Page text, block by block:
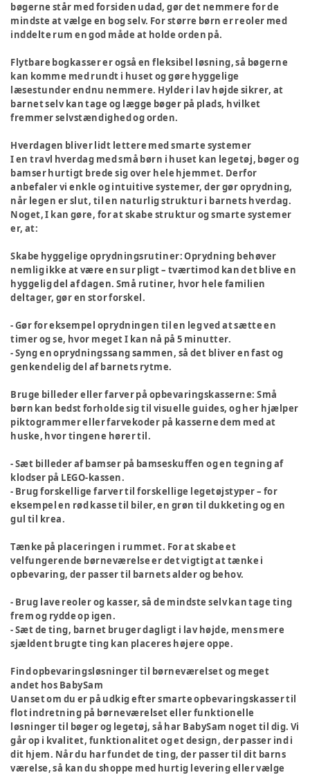
bøgerne står med forsiden udad, gør det nemmere for de
mindste at vælge en bog selv. For større børn er reoler med
inddelte rum en god måde at holde orden på.
Flytbare bogkasser er også en fleksibel løsning, så bøgerne
kan komme med rundt i huset og gøre hyggelige
læsestunder endnu nemmere. Hylder i lav højde sikrer, at
barnet selv kan tage og lægge bøger på plads, hvilket
fremmer selvstændighed og orden.
Hverdagen bliver lidt lettere med smarte systemer
I en travl hverdag med små børn i huset kan legetøj, bøger og
bamser hurtigt brede sig over hele hjemmet. Derfor
anbefaler vi enkle og intuitive systemer, der gør oprydning,
når legen er slut, til en naturlig struktur i barnets hverdag.
Noget, I kan gøre, for at skabe struktur og smarte systemer
er, at:
Skabe hyggelige oprydningsrutiner: Oprydning behøver
nemlig ikke at være en sur pligt – tværtimod kan det blive en
hyggelig del af dagen. Små rutiner, hvor hele familien
deltager, gør en stor forskel.
- Gør for eksempel oprydningen til en leg ved at sætte en
timer og se, hvor meget I kan nå på 5 minutter.
- Syng en oprydningssang sammen, så det bliver en fast og
genkendelig del af barnets rytme.
Bruge billeder eller farver på opbevaringskasserne: Små
børn kan bedst forholde sig til visuelle guides, og her hjælper
piktogrammer eller farvekoder på kasserne dem med at
huske, hvor tingene hører til.
- Sæt billeder af bamser på bamseskuffen og en tegning af
klodser på LEGO-kassen.
- Brug forskellige farver til forskellige legetøjstyper – for
eksempel en rød kasse til biler, en grøn til dukketing og en
gul til krea.
Tænke på placeringen i rummet. For at skabe et
velfungerende børneværelse er det vigtigt at tænke i
opbevaring, der passer til barnets alder og behov.
- Brug lave reoler og kasser, så de mindste selv kan tage ting
frem og rydde op igen.
- Sæt de ting, barnet bruger dagligt i lav højde, mens mere
sjældent brugte ting kan placeres højere oppe.
Find opbevaringsløsninger til børneværelset og meget
andet hos BabySam
Uanset om du er på udkig efter smarte opbevaringskasser til
flot indretning på børneværelset eller funktionelle
løsninger til bøger og legetøj, så har BabySam noget til dig. Vi
går op i kvalitet, funktionalitet og et design, der passer ind i
dit hjem. Når du har fundet de ting, der passer til dit barns
værelse, så kan du shoppe med hurtig levering eller vælge